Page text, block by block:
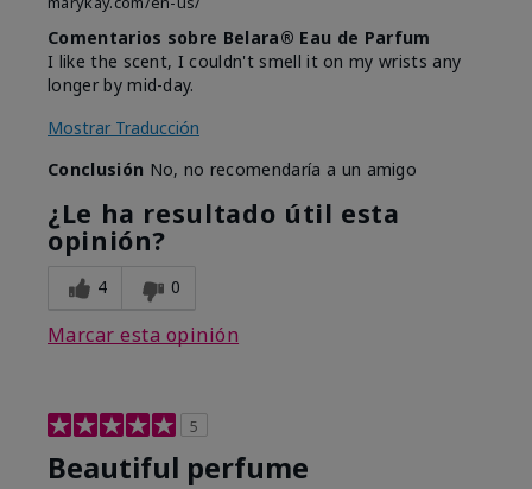
Comentarios sobre Belara® Eau de Parfum
I like the scent, I couldn't smell it on my wrists any
longer by mid-day.
Mostrar Traducción
Conclusión No, no recomendaría a un amigo
¿Le ha resultado útil esta
opinión?
4 0
Marcar esta opinión
5
Beautiful perfume